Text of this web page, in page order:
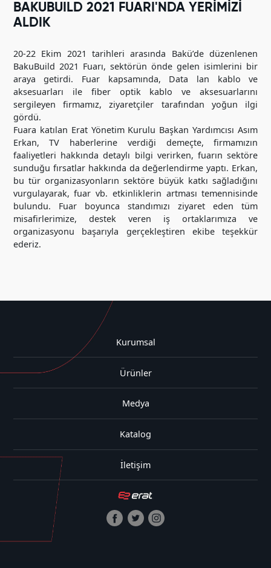
BAKUBUILD 2021 FUARI'NDA YERİMİZİ
ALDIK
20-22 Ekim 2021 tarihleri arasında Bakü’de düzenlenen
BakuBuild 2021 Fuarı, sektörün önde gelen isimlerini bir
araya getirdi. Fuar kapsamında, Data lan kablo ve
aksesuarları ile fiber optik kablo ve aksesuarlarını
sergileyen firmamız, ziyaretçiler tarafından yoğun ilgi
gördü.
Fuara katılan Erat Yönetim Kurulu Başkan Yardımcısı Asım
Erkan, TV haberlerine verdiği demeçte, firmamızın
faaliyetleri hakkında detaylı bilgi verirken, fuarın sektöre
sunduğu fırsatlar hakkında da değerlendirme yaptı. Erkan,
bu tür organizasyonların sektöre büyük katkı sağladığını
vurgulayarak, fuar vb. etkinliklerin artması temennisinde
bulundu. Fuar boyunca standımızı ziyaret eden tüm
misafirlerimize, destek veren iş ortaklarımıza ve
organizasyonu başarıyla gerçekleştiren ekibe teşekkür
ederiz.
Kurumsal
Ürünler
Medya
Katalog
İletişim